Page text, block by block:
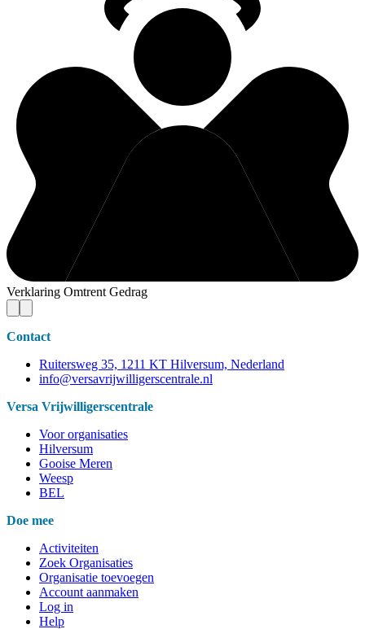
Verklaring Omtrent Gedrag
Contact
Ruitersweg 35, 1211 KT Hilversum, Nederland
info@versavrijwilligerscentrale.nl
Versa Vrijwilligerscentrale
Voor organisaties
Hilversum
Gooise Meren
Weesp
BEL
Doe mee
Activiteiten
Zoek Organisaties
Organisatie toevoegen
Account aanmaken
Log in
Help